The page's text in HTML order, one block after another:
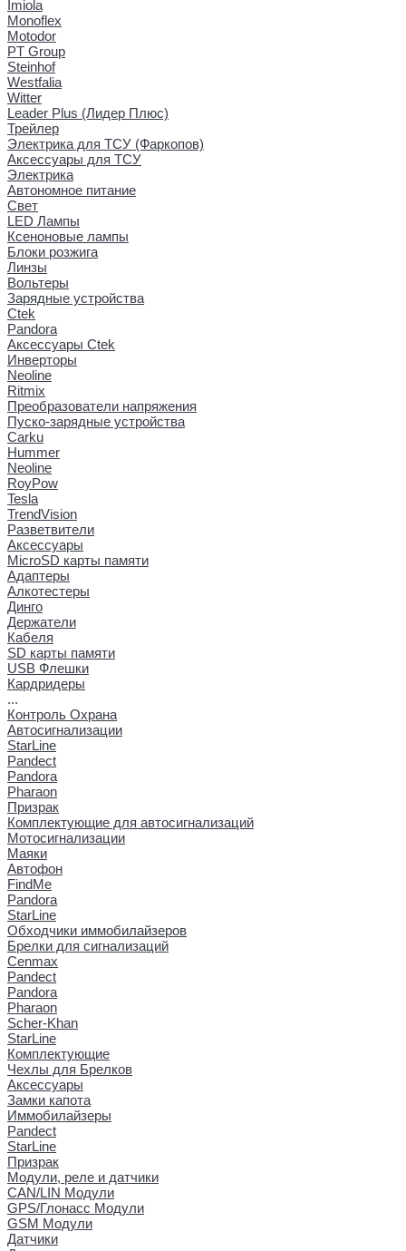
Imiola
Monoflex
Motodor
PT Group
Steinhof
Westfalia
Witter
Leader Plus (Лидер Плюс)
Трейлер
Электрика для ТСУ (Фаркопов)
Аксессуары для ТСУ
Электрика
Автономное питание
Свет
LED Лампы
Ксеноновые лампы
Блоки розжига
Линзы
Вольтеры
Зарядные устройства
Ctek
Pandora
Аксессуары Ctek
Инверторы
Neoline
Ritmix
Преобразователи напряжения
Пуско-зарядные устройства
Carku
Hummer
Neoline
RoyPow
Tesla
TrendVision
Разветвители
Аксессуары
MicroSD карты памяти
Адаптеры
Алкотестеры
Динго
Держатели
Кабеля
SD карты памяти
USB Флешки
Кардридеры
...
Контроль Охрана
Автосигнализации
StarLine
Pandect
Pandora
Pharaon
Призрак
Комплектующие для автосигнализаций
Мотосигнализации
Маяки
Автофон
FindMe
Pandora
StarLine
Обходчики иммобилайзеров
Брелки для сигнализаций
Cenmax
Pandect
Pandora
Pharaon
Scher-Khan
StarLine
Комплектующие
Чехлы для Брелков
Аксессуары
Замки капота
Иммобилайзеры
Pandect
StarLine
Призрак
Модули, реле и датчики
CAN/LIN Модули
GPS/Глонасс Модули
GSM Модули
Датчики